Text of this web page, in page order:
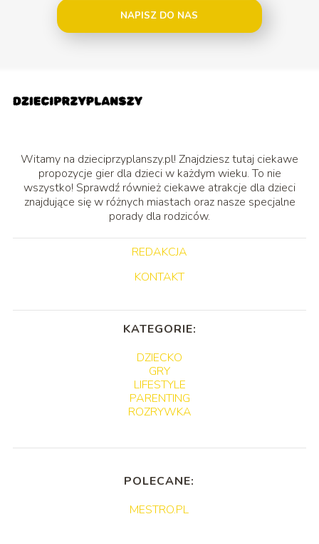
NAPISZ DO NAS
Witamy na dzieciprzyplanszy.pl! Znajdziesz tutaj ciekawe
propozycje gier dla dzieci w każdym wieku. To nie
wszystko! Sprawdź również ciekawe atrakcje dla dzieci
znajdujące się w różnych miastach oraz nasze specjalne
porady dla rodziców.
REDAKCJA
KONTAKT
KATEGORIE:
DZIECKO
GRY
LIFESTYLE
PARENTING
ROZRYWKA
POLECANE:
MESTRO.PL